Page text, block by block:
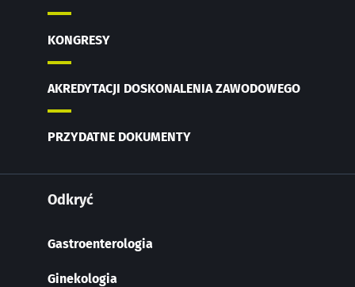
KONGRESY
AKREDYTACJI DOSKONALENIA ZAWODOWEGO
PRZYDATNE DOKUMENTY
Odkryć
Gastroenterologia
Ginekologia